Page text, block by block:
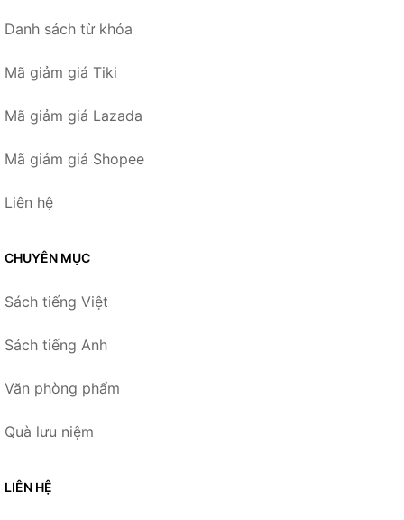
Danh sách từ khóa
Mã giảm giá Tiki
Mã giảm giá Lazada
Mã giảm giá Shopee
Liên hệ
CHUYÊN MỤC
Sách tiếng Việt
Sách tiếng Anh
Văn phòng phẩm
Quà lưu niệm
LIÊN HỆ